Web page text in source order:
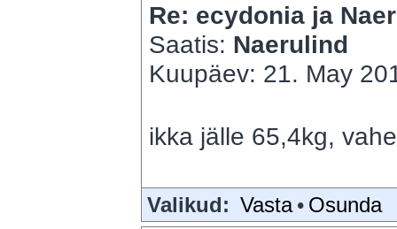
Re: ecydonia ja
Saatis: Naerulind
Kuupäev: 21. May
ikka jälle 65,4kg,
Valikud: Vasta • Osunda